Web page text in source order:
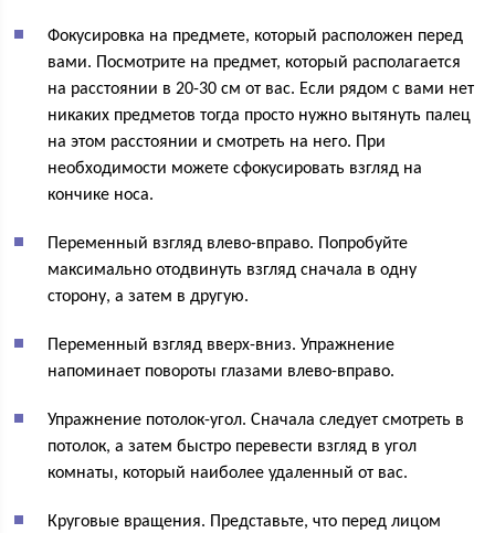
Фокусировка на предмете, который расположен перед
вами. Посмотрите на предмет, который располагается
на расстоянии в 20-30 см от вас. Если рядом с вами нет
никаких предметов тогда просто нужно вытянуть палец
на этом расстоянии и смотреть на него. При
необходимости можете сфокусировать взгляд на
кончике носа.
Переменный взгляд влево-вправо. Попробуйте
максимально отодвинуть взгляд сначала в одну
сторону, а затем в другую.
Переменный взгляд вверх-вниз. Упражнение
напоминает повороты глазами влево-вправо.
Упражнение потолок-угол. Сначала следует смотреть в
потолок, а затем быстро перевести взгляд в угол
комнаты, который наиболее удаленный от вас.
Круговые вращения. Представьте, что перед лицом